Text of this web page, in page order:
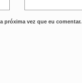
próxima vez que eu comentar.